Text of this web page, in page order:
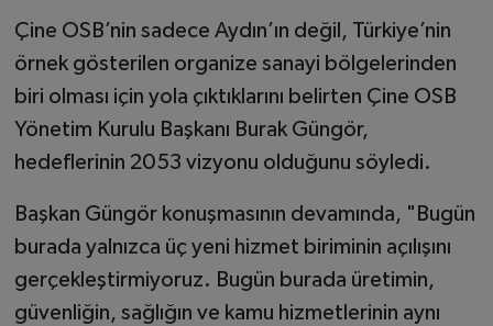
Çine OSB’nin sadece Aydın’ın değil, Türkiye’nin
örnek gösterilen organize sanayi bölgelerinden
biri olması için yola çıktıklarını belirten Çine OSB
Yönetim Kurulu Başkanı Burak Güngör,
hedeflerinin 2053 vizyonu olduğunu söyledi.
Başkan Güngör konuşmasının devamında, "Bugün
burada yalnızca üç yeni hizmet biriminin açılışını
gerçekleştirmiyoruz. Bugün burada üretimin,
güvenliğin, sağlığın ve kamu hizmetlerinin aynı